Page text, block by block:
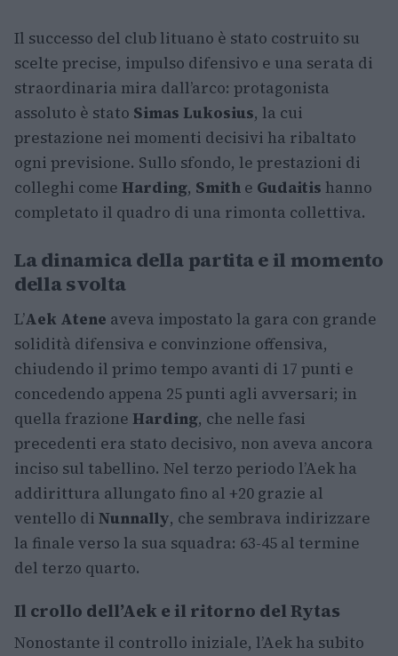
Il successo del club lituano è stato costruito su
scelte precise, impulso difensivo e una serata di
straordinaria mira dall’arco: protagonista
assoluto è stato Simas Lukosius, la cui
prestazione nei momenti decisivi ha ribaltato
ogni previsione. Sullo sfondo, le prestazioni di
colleghi come Harding, Smith e Gudaitis hanno
completato il quadro di una rimonta collettiva.
La dinamica della partita e il momento
della svolta
L’Aek Atene aveva impostato la gara con grande
solidità difensiva e convinzione offensiva,
chiudendo il primo tempo avanti di 17 punti e
concedendo appena 25 punti agli avversari; in
quella frazione Harding, che nelle fasi
precedenti era stato decisivo, non aveva ancora
inciso sul tabellino. Nel terzo periodo l’Aek ha
addirittura allungato fino al +20 grazie al
ventello di Nunnally, che sembrava indirizzare
la finale verso la sua squadra: 63-45 al termine
del terzo quarto.
Il crollo dell’Aek e il ritorno del Rytas
Nonostante il controllo iniziale, l’Aek ha subito